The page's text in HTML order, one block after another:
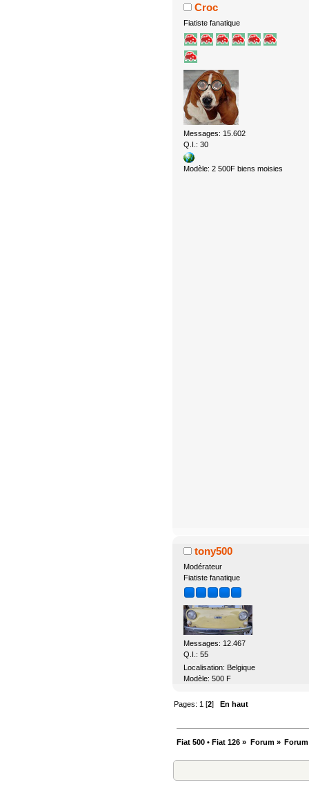
Croc
Fiatiste fanatique
Messages: 15.602
Q.I.: 30
Modèle: 2 500F biens moisies
tony500
Modérateur
Fiatiste fanatique
Messages: 12.467
Q.I.: 55
Localisation: Belgique
Modèle: 500 F
Pages: 1 [2]En haut
Fiat 500 • Fiat 126 » Forum»